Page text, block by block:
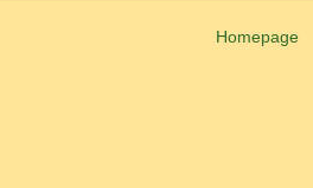
Homepage